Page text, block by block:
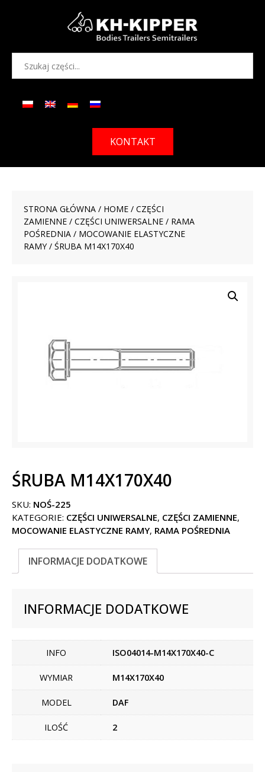
KONTAKT
STRONA GŁÓWNA / HOME / CZĘŚCI
ZAMIENNE / CZĘŚCI UNIWERSALNE / RAMA
POŚREDNIA / MOCOWANIE ELASTYCZNE
RAMY/ ŚRUBA M14X170X40
ŚRUBA M14X170X40
SKU: NOŚ-225
KATEGORIE: CZĘŚCI UNIWERSALNE, CZĘŚCI ZAMIENNE,
MOCOWANIE ELASTYCZNE RAMY, RAMA POŚREDNIA
INFORMACJE DODATKOWE
INFORMACJE DODATKOWE
INFO ISO04014-M14X170X40-C
WYMIAR M14X170X40
MODEL DAF
ILOŚĆ 2